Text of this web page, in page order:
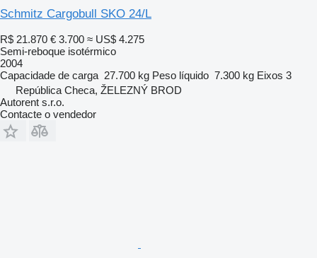
Schmitz Cargobull SKO 24/L
R$ 21.870 € 3.700 ≈ US$ 4.275
Semi-reboque isotérmico
2004
Capacidade de carga 27.700 kg Peso líquido 7.300 kg Eixos 3
República Checa, ŽELEZNÝ BROD
Autorent s.r.o.
Contacte o vendedor